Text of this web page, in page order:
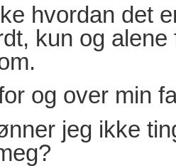
hvordan det
kun og
og over min
jeg ikke